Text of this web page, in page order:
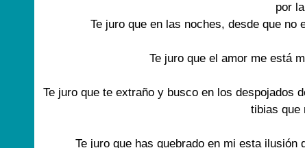
por
Te juro que en las noches, desde que
Te juro que el amor me está
Te juro que te extraño y busco en los despojados
tibias que
Te juro que has quebrado en mi esta ilusión